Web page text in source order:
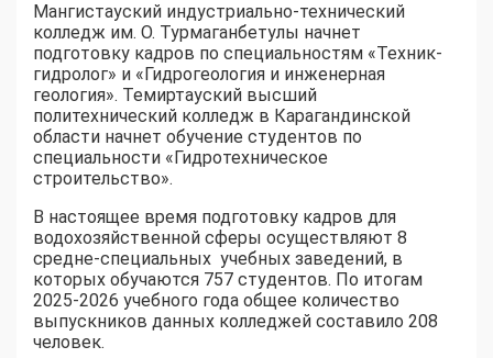
Мангистауский индустриально-технический
колледж им. О. Турмаганбетулы начнет
подготовку кадров по специальностям «Техник-
гидролог» и «Гидрогеология и инженерная
геология». Темиртауский высший
политехнический колледж в Карагандинской
области начнет обучение студентов по
специальности «Гидротехническое
строительство».
В настоящее время подготовку кадров для
водохозяйственной сферы осуществляют 8
средне-специальных учебных заведений, в
которых обучаются 757 студентов. По итогам
2025-2026 учебного года общее количество
выпускников данных колледжей составило 208
человек.